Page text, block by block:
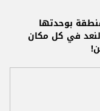
بوحدتها
في كل مكان